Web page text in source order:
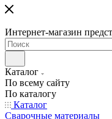
Интернет-магазин
Каталог
По всему сайту
По каталогу
Каталог
Сварочные материалы